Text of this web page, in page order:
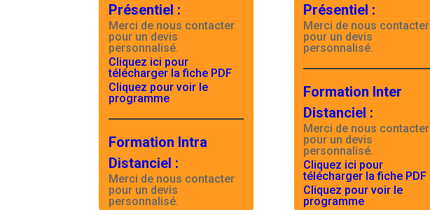
Présentiel :
Merci de nous contacter
pour un devis
personnalisé.
Cliquez ici pour
télécharger la fiche PDF
Cliquez pour voir le
programme
Formation Intra
Distanciel :
Merci de nous contacter
pour un devis
personnalisé.
Présentiel :
Merci de nous contacter
pour un devis
personnalisé.
Formation Inter
Distanciel :
Merci de nous contacter
pour un devis
personnalisé.
Cliquez ici pour
télécharger la fiche PDF
Cliquez pour voir le
programme